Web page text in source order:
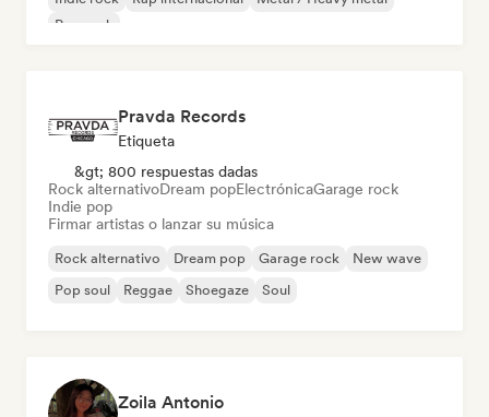
Pop rock
Pravda Records
Etiqueta
&gt; 800 respuestas dadas
Rock alternativoDream popElectrónicaGarage rock
Indie pop
Firmar artistas o lanzar su música
Rock alternativo Dream pop Garage rock
New wave
Pop soul
Reggae Shoegaze Soul
Zoila Antonio